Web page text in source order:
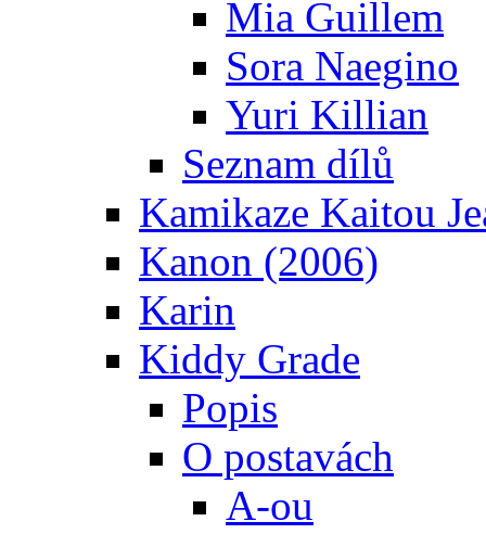
Mia Guillem
Sora Naegino
Yuri Killian
Seznam dílů
Kamikaze Kaitou
Kanon (2006)
Karin
Kiddy Grade
Popis
O postavách
A-ou